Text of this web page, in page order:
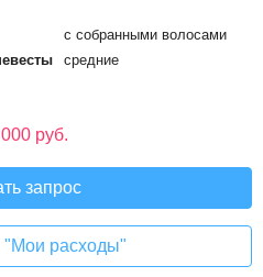
с собранными волосами
средние
руб.
запрос
"Мои расходы"